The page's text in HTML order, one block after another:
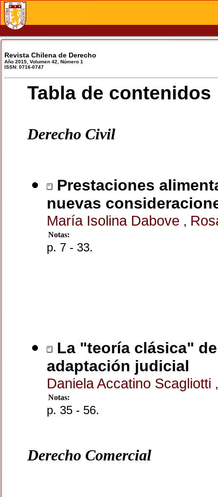
Revista Chilena de Derecho
Año 2015, Volumen 42, Número 1
ISSN: 0716-0747
Tabla de contenidos
Derecho Civil
Prestaciones
nuevas
María Isolina Dabove ,
Notas:
p. 7 - 33.
La "teoría clásica"
adaptación judicial
Daniela Accatino Scagliotti ,
Notas:
p. 35 - 56.
Derecho Comercial